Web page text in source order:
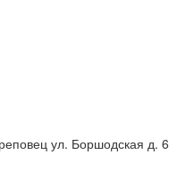
ул. Боршодская д. 6